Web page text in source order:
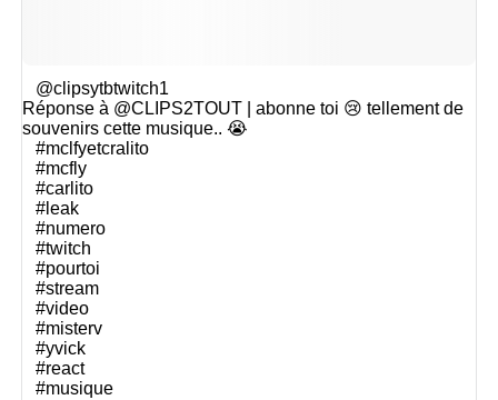
@clipsytbtwitch1
Réponse à @CLIPS2TOUT | abonne toi 😢 tellement de
souvenirs cette musique.. 😭
#mclfyetcralito
#mcfly
#carlito
#leak
#numero
#twitch
#pourtoi
#stream
#video
#misterv
#yvick
#react
#musique